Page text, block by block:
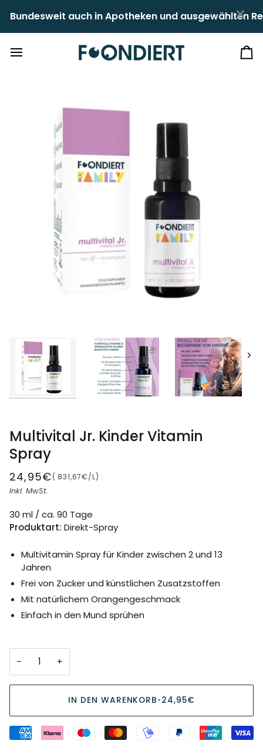
zum
Inhalt
auch in Apotheken und ausgewählten Reformhäusern
Multivital Jr. Kinder Vitamin
Spray
24,95€(STÜCKPREIS
831,67€/L)
Inkl. MwSt.
30 ml / ca. 90 Tage
Produktart: Direkt-Spray
Multivitamin Spray für Kinder zwischen 2 und 13
Jahren
Frei von Zucker und künstlichen Zusatzstoffen
Mit natürlichem Orangengeschmack
Einfach in den Mund sprühen
− +
IN DEN WARENKORB•24,95€
×